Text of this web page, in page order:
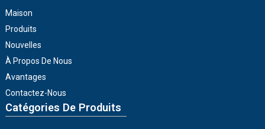
Maison
Produits
Nouvelles
À Propos De Nous
Avantages
Contactez-Nous
Catégories De Produits